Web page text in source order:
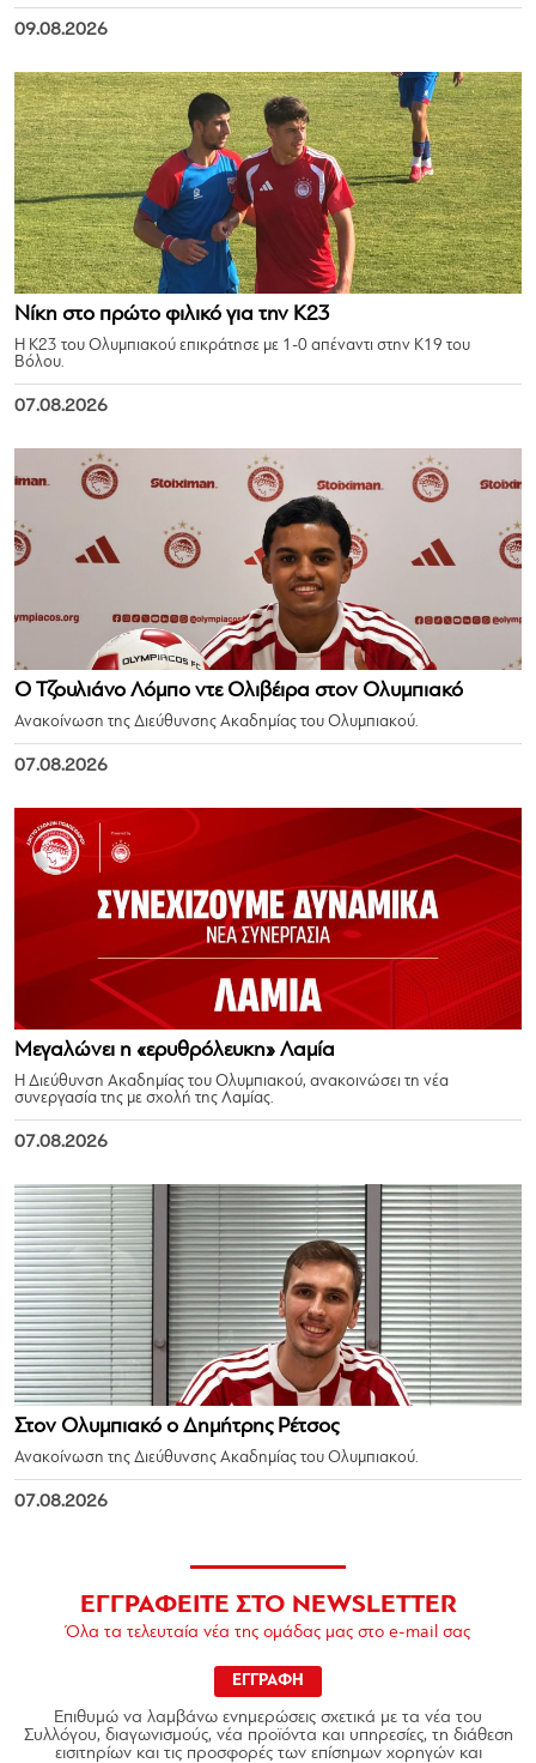
09.08.2026
Νίκη στο πρώτο φιλικό για την Κ23
Η Κ23 του Ολυμπιακού επικράτησε με 1-0 απέναντι στην Κ19 του
Βόλου.
07.08.2026
Ο Τζουλιάνο Λόμπο ντε Ολιβέιρα στον Ολυμπιακό
Ανακοίνωση της Διεύθυνσης Ακαδημίας του Ολυμπιακού.
07.08.2026
Μεγαλώνει η «ερυθρόλευκη» Λαμία
Η Διεύθυνση Ακαδημίας του Ολυμπιακού, ανακοινώσει τη νέα
συνεργασία της με σχολή της Λαμίας.
07.08.2026
Στον Ολυμπιακό ο Δημήτρης Ρέτσος
Ανακοίνωση της Διεύθυνσης Ακαδημίας του Ολυμπιακού.
07.08.2026
ΕΓΓΡΑΦΕΙΤΕ ΣΤΟ NEWSLETTER
Όλα τα τελευταία νέα της ομάδας μας στο e-mail σας
ΕΓΓΡΑΦΗ
Επιθυμώ να λαμβάνω ενημερώσεις σχετικά με τα νέα του
Συλλόγου, διαγωνισμούς, νέα προϊόντα και υπηρεσίες, τη διάθεση
εισιτηρίων και τις προσφορές των επίσημων χορηγών και